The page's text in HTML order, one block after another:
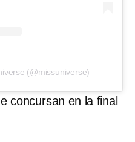
(@missuniverse)
concursan en la final